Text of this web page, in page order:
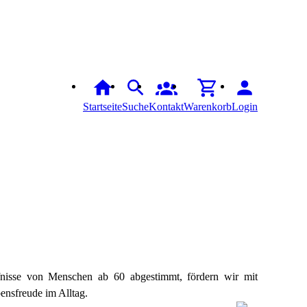
StartseiteSucheKontaktWarenkorbLogin
von Menschen ab 60 abgestimmt, fördern wir mit
im Alltag.